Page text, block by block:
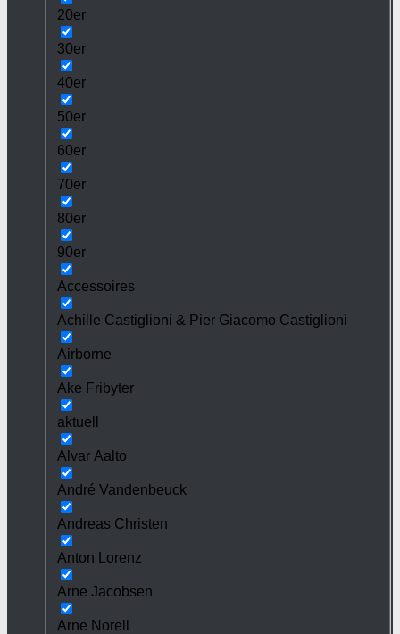
20er
30er
40er
50er
60er
70er
80er
90er
Accessoires
Achille Castiglioni & Pier Giacomo Castiglioni
Airborne
Ake Fribyter
aktuell
Alvar Aalto
André Vandenbeuck
Andreas Christen
Anton Lorenz
Arne Jacobsen
Arne Norell